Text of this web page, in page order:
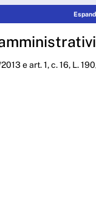
e art. 1, c. 16, L.